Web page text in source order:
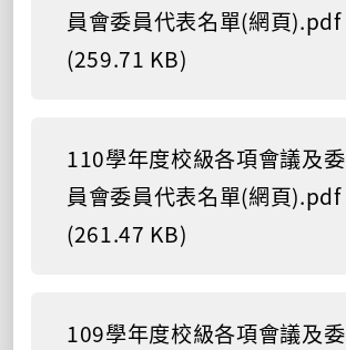
員會委員代表名單(網頁).pdf
(259.71 KB)
110學年度校級各項會議及委
員會委員代表名單(網頁).pdf
(261.47 KB)
109學年度校級各項會議及委